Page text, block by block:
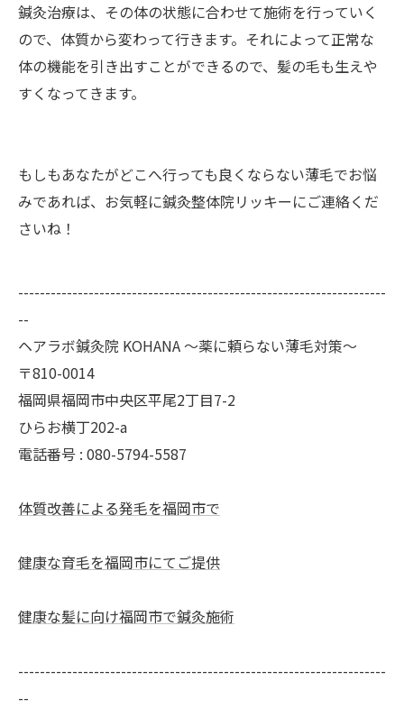
鍼灸治療は、その体の状態に合わせて施術を行っていく
ので、体質から変わって行きます。それによって正常な
体の機能を引き出すことができるので、髪の毛も生えや
すくなってきます。
もしもあなたがどこへ行っても良くならない薄毛でお悩
みであれば、お気軽に鍼灸整体院リッキーにご連絡くだ
さいね！
--------------------------------------------------------------------
--
ヘアラボ鍼灸院 KOHANA 〜薬に頼らない薄毛対策〜
〒810-0014
福岡県福岡市中央区平尾2丁目7-2
ひらお横丁202-a
電話番号 : 080-5794-5587
体質改善による発毛を福岡市で
健康な育毛を福岡市にてご提供
健康な髪に向け福岡市で鍼灸施術
--------------------------------------------------------------------
--